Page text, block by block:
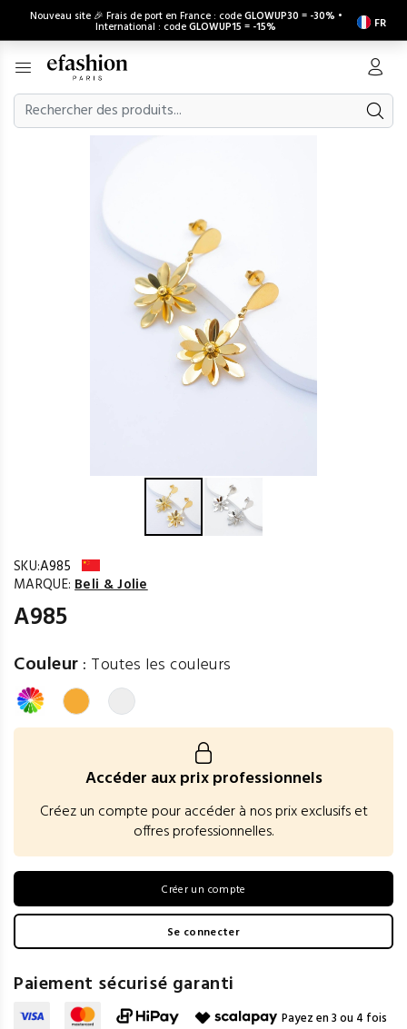
Nouveau site 🎉 Frais de port en France : codeGLOWUP30 = -30% •
International : codeGLOWUP15 = -15% FR
SKU:A985
MARQUE: Beli & Jolie
A985
Couleur : Toutes les couleurs
Accéder aux prix professionnels
Créez un compte pour accéder à nos prix exclusifs et
offres professionnelles.
Créer un compte
Se connecter
Paiement sécurisé garanti
Payez en 3 ou 4 fois